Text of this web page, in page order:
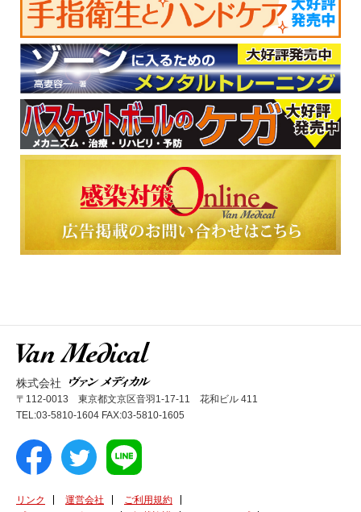
株式会社
〒112-0013 東京都文京区音羽1-17-11 花和ビル 411
TEL:03-5810-1604 FAX:03-5810-1605
リンク 運営会社
ご利用規約